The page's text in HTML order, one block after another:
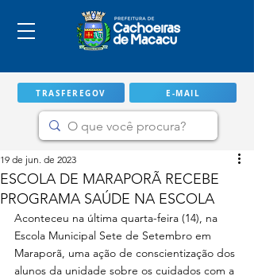
TRASFEREGOV E-MAIL
ESCOLA DE MARAPORÃ RECEBE
PROGRAMA SAÚDE NA ESCOLA
19 de jun. de 2023
Aconteceu na última quarta-feira (14), na
Escola Municipal Sete de Setembro em
Maraporã, uma ação de conscientização dos
alunos da unidade sobre os cuidados com a